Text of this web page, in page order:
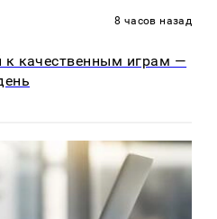
8 часов назад
к качественным играм —